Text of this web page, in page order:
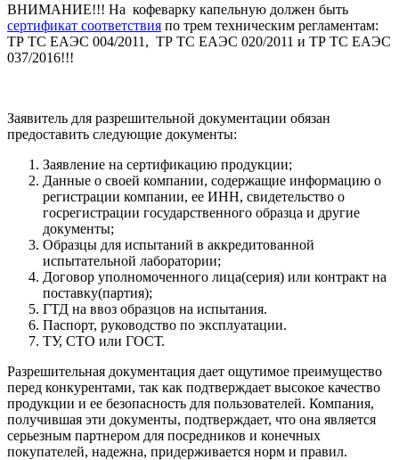
ВНИМАНИЕ!!! На кофеварку капельную должен быть
сертификат соответствия по трем техническим регламентам:
ТР ТС ЕАЭС 004/2011, ТР ТС ЕАЭС 020/2011 и ТР ТС ЕАЭС
037/2016!!!
Заявитель для разрешительной документации обязан
предоставить следующие документы:
Заявление на сертификацию продукции;
Данные о своей компании, содержащие информацию о
регистрации компании, ее ИНН, свидетельство о
госрегистрации государственного образца и другие
документы;
Образцы для испытаний в аккредитованной
испытательной лаборатории;
Договор уполномоченного лица(серия) или контракт на
поставку(партия);
ГТД на ввоз образцов на испытания.
Паспорт, руководство по эксплуатации.
ТУ, СТО или ГОСТ.
Разрешительная документация дает ощутимое преимущество
перед конкурентами, так как подтверждает высокое качество
продукции и ее безопасность для пользователей. Компания,
получившая эти документы, подтверждает, что она является
серьезным партнером для посредников и конечных
покупателей, надежна, придерживается норм и правил.